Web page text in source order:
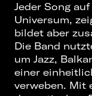
Jeder Song
Universum,
bildet aber
Die Band
um Jazz,
einer
verweben. Mit